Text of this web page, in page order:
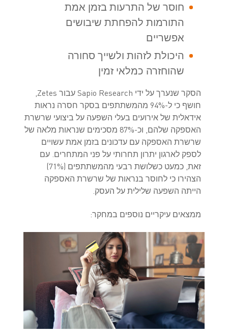
חוסר של התרעות בזמן אמת
התורמות להפחתת שיבושים
אפשריים
היכולת לזהות ולשייך סחורה
שהוחזרה כמלאי זמין
הסקר שנערך על ידי Sapio Research עבור Zetes,
חושף כי ל-94% מהמשתתפים בסקר חסרה נראות
אידאלית של אירועים בעלי השפעה על ביצועי שרשרת
האספקה שלהם, וכ-87% מסכימים שנראות מלאה של
שרשרת האספקה עם עדכונים בזמן אמת עשויים
לספק לארגון יתרון תחרותי על פני המתחרים. עם
זאת, כמעט כשלושת רבעי מהמשתתפים (71%)
הצהירו כי לחוסר בנראות של שרשרת האספקה
הייתה השפעה שלילית על העסק.
ממצאים עיקריים נוספים במחקר: